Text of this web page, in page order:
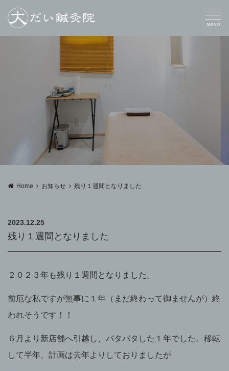
MENU
Home お知らせ 残り１週間となりました
2023.12.25
残り１週間となりました
２０２３年も残り１週間となりました。
前厄な私ですが無事に１年（まだ終わって御ませんが）終
われそうです！！
６月より新店舗へ引越し、バタバタした１年でした。移転
して半年、計画は去年よりしておりましたが